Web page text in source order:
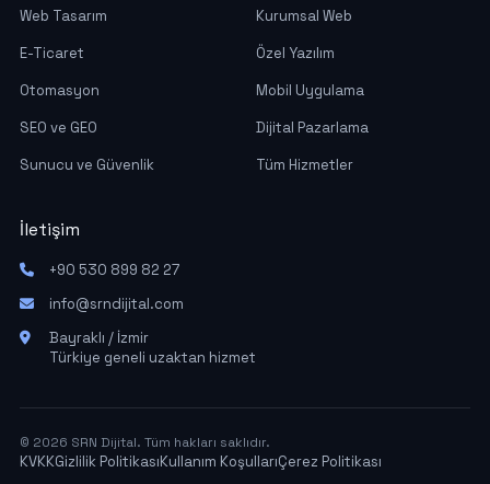
Web Tasarım
Kurumsal Web
E-Ticaret
Özel Yazılım
Otomasyon
Mobil Uygulama
SEO ve GEO
Dijital Pazarlama
Sunucu ve Güvenlik
Tüm Hizmetler
İletişim
+90 530 899 82 27
info@srndijital.com
Bayraklı / İzmir
Türkiye geneli uzaktan hizmet
© 2026 SRN Dijital. Tüm hakları saklıdır.
KVKKGizlilik PolitikasıKullanım KoşullarıÇerez Politikası